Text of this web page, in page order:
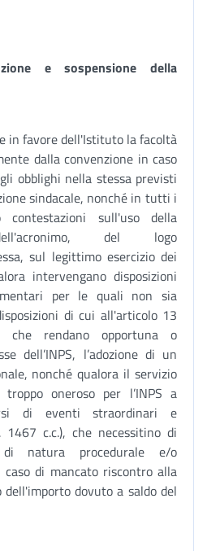
e sospensione della
in favore dell'Istituto la facoltà
dalla convenzione in caso
obblighi nella stessa previsti
sindacale, nonché in tutti i
sull'uso della
del logo
sul legittimo esercizio dei
intervengano disposizioni
per le quali non sia
di cui all'articolo 13
che rendano opportuna o
dell’INPS, l’adozione di un
nonché qualora il servizio
oneroso per l’INPS a
di eventi straordinari e
1467 c.c.), che necessitino di
natura procedurale e/o
di mancato riscontro alla
dovuto a saldo del